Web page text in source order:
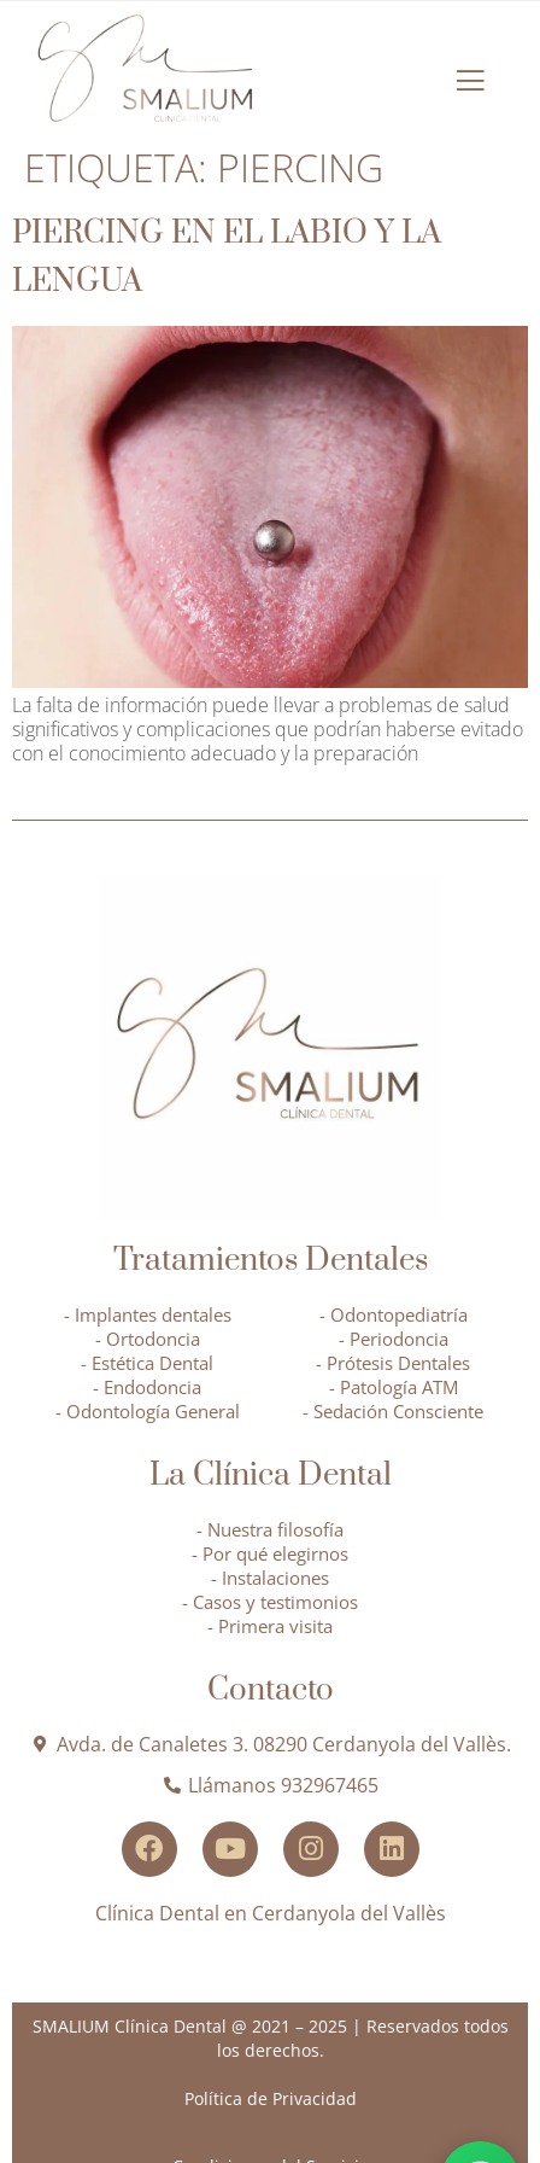
ETIQUETA: PIERCING
PIERCING EN EL LABIO Y LA
LENGUA
La falta de información puede llevar a problemas de salud
significativos y complicaciones que podrían haberse evitado
con el conocimiento adecuado y la preparación
Tratamientos Dentales
- Implantes dentales
- Ortodoncia
- Estética Dental
- Endodoncia
- Odontología General
- Odontopediatría
- Periodoncia
- Prótesis Dentales
- Patología ATM
- Sedación Consciente
La Clínica Dental
- Nuestra filosofía
- Por qué elegirnos
- Instalaciones
- Casos y testimonios
- Primera visita
Contacto
Avda. de Canaletes 3. 08290 Cerdanyola del Vallès.
Llámanos 932967465
Clínica Dental en Cerdanyola del Vallès
SMALIUM Clínica Dental @ 2021 – 2025 | Reservados todos
los derechos.
Política de Privacidad